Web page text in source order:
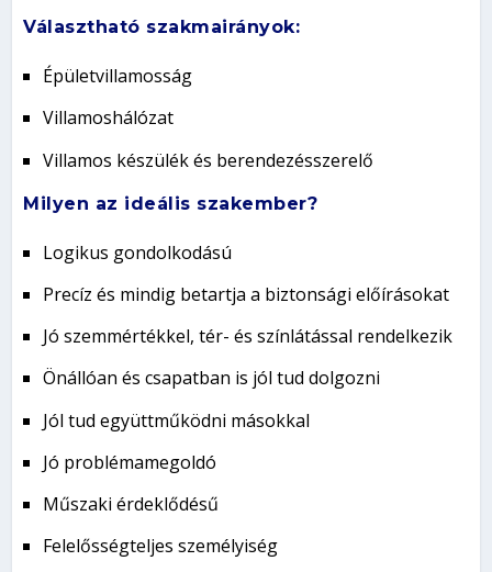
Választható szakmairányok:
Épületvillamosság
Villamoshálózat
Villamos készülék és berendezésszerelő
Milyen az ideális szakember?
Logikus gondolkodású
Precíz és mindig betartja a biztonsági előírásokat
Jó szemmértékkel, tér- és színlátással rendelkezik
Önállóan és csapatban is jól tud dolgozni
Jól tud együttműködni másokkal
Jó problémamegoldó
Műszaki érdeklődésű
Felelősségteljes személyiség